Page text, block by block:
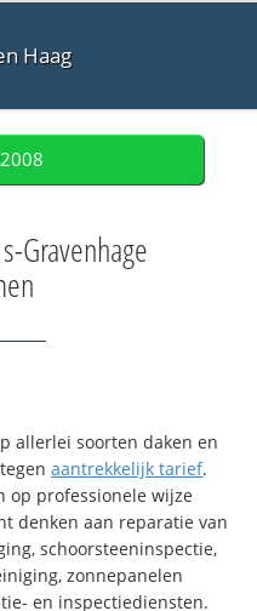
Haag
Gravenhage
allerlei soorten daken en
tegenaantrekkelijk tarief.
op professionele wijze
denken aan reparatie van
schoorsteeninspectie,
zonnepanelen
en inspectiediensten.